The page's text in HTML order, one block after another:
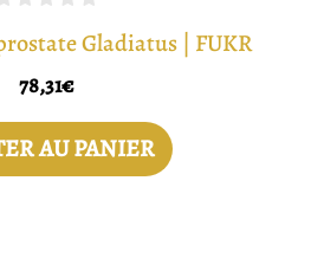
Gladiatus | FUKR
78,31€
AU PANIER